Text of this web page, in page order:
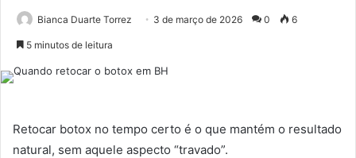
Bianca Duarte Torrez 3 de março de 2026 0 6
5 minutos de leitura
Retocar botox no tempo certo é o que mantém o resultado
natural, sem aquele aspecto “travado”.